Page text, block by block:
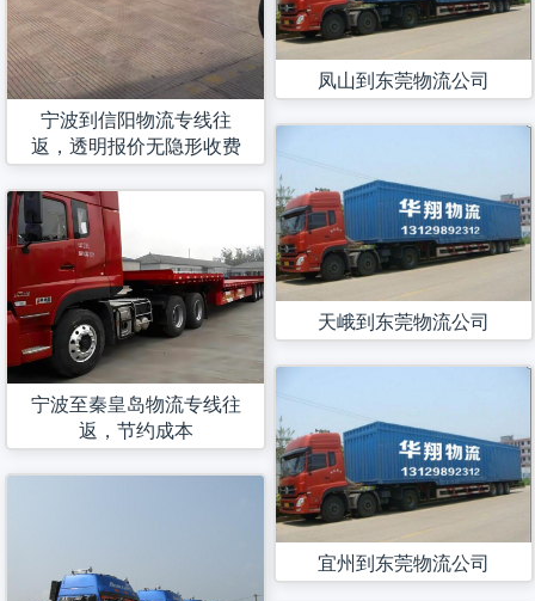
宁波到信阳物流专线往
返，透明报价无隐形收费
宁波至秦皇岛物流专线往
返，节约成本
凤山到东莞物流公司
天峨到东莞物流公司
宜州到东莞物流公司